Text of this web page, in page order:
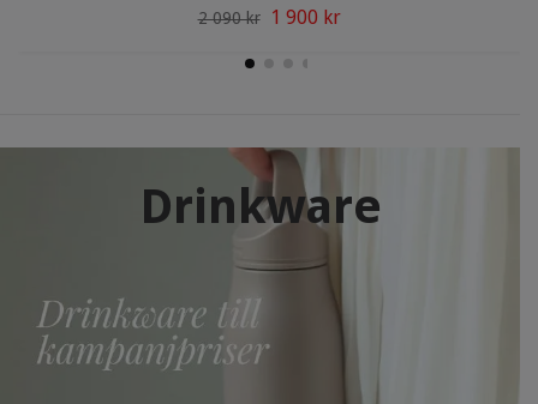
Drinkware
2 090 kr 1 900 kr